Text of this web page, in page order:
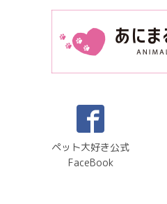
ペット大好き公式
FaceBook